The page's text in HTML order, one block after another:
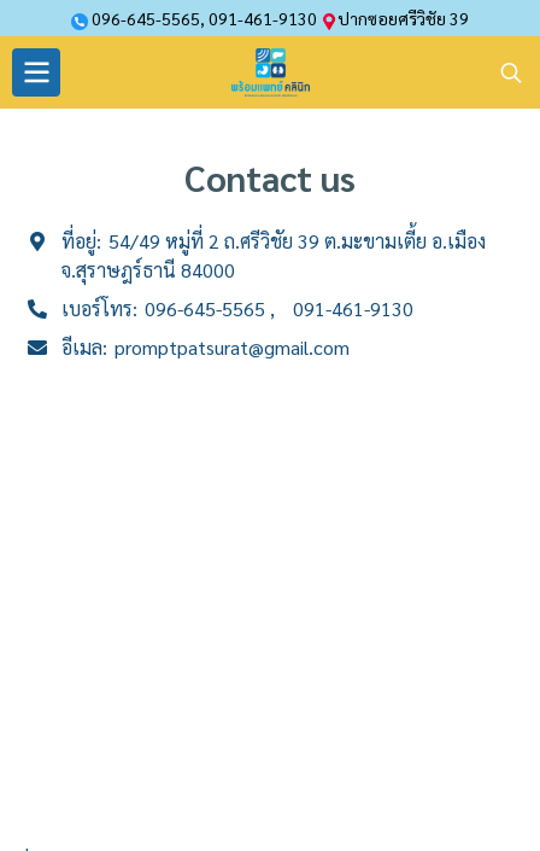
096-645-5565, 091-461-9130 ปากซอยศรีวิชัย 39
Contact us
ที่อยู่: 54/49 หมู่ที่ 2 ถ.ศรีวิชัย 39 ต.มะขามเตี้ย อ.เมือง
จ.สุราษฎร์ธานี 84000
เบอร์โทร: 096-645-5565
091-461-9130
อีเมล: promptpatsurat@gmail.com